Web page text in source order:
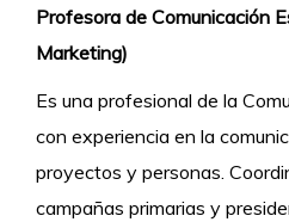
Profesora de Comunicación
Marketing)
Es una profesional de la
con experiencia en la
proyectos y personas.
campañas primarias y